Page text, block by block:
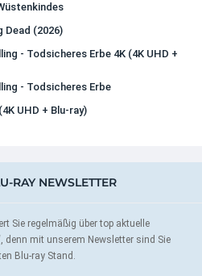
Dead (2026)
- Todsicheres Erbe 4K (4K UHD +
- Todsicheres Erbe
UHD + Blu-ray)
RAY NEWSLETTER
Sie regelmäßig über top aktuelle
denn mit unserem Newsletter sind Sie
Blu-ray Stand.